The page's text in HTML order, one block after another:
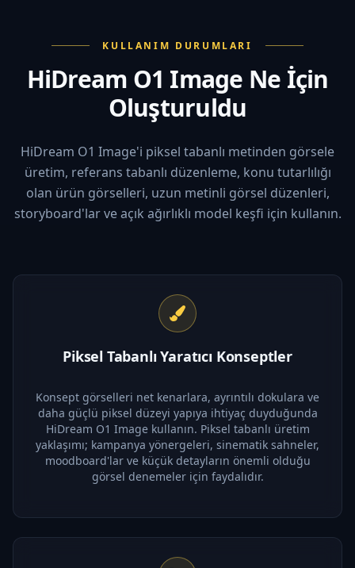
KULLANIM DURUMLARI
HiDream O1 Image Ne İçin
Oluşturuldu
HiDream O1 Image'i piksel tabanlı metinden görsele
üretim, referans tabanlı düzenleme, konu tutarlılığı
olan ürün görselleri, uzun metinli görsel düzenleri,
storyboard'lar ve açık ağırlıklı model keşfi için kullanın.
Piksel Tabanlı Yaratıcı Konseptler
Konsept görselleri net kenarlara, ayrıntılı dokulara ve
daha güçlü piksel düzeyi yapıya ihtiyaç duyduğunda
HiDream O1 Image kullanın. Piksel tabanlı üretim
yaklaşımı; kampanya yönergeleri, sinematik sahneler,
moodboard'lar ve küçük detayların önemli olduğu
görsel denemeler için faydalıdır.